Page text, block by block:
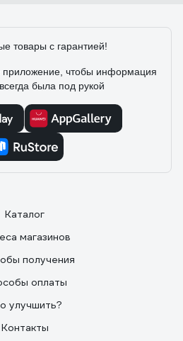
товары с гарантией!
приложение, чтобы информация
была под рукой
Каталог
магазинов
получения
оплаты
улучшить?
Контакты